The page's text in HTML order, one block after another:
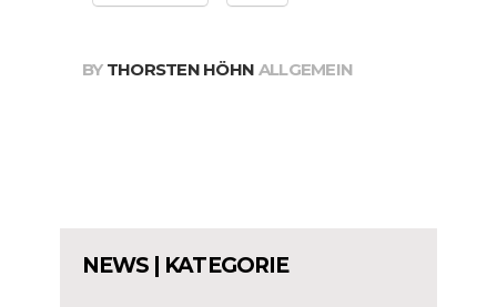
BY THORSTEN HÖHN ALLGEMEIN
NEWS | KATEGORIE